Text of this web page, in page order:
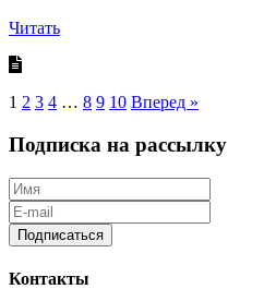
Читать
Страницы
1 2 3 4 … 8 9 10 Вперед »
Подписка на рассылку
Подписаться
Контакты